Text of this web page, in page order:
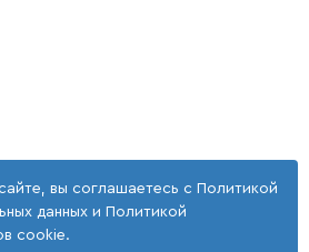
вы соглашаетесь с Политикой
данных и Политикой
cookie.